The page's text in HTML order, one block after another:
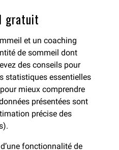
gratuit
et un coaching
de sommeil dont
des conseils pour
statistiques essentielles
mieux comprendre
présentées sont
précise des
fonctionnalité de